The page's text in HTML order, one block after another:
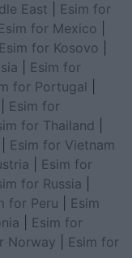
East
Esim for
Esim for Mexico
Esim for Kosovo
Esim for
for Portugal
Esim for
for Thailand
Esim for Vietnam
Esim for
for Russia
for Peru
Esim
Esim for
Norway
Esim for